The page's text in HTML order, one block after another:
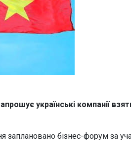
українські компанії
заплановано бізнес-форум за